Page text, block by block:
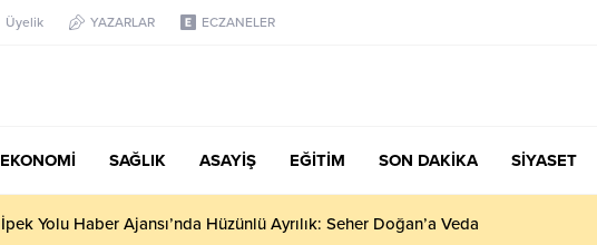
Üyelik YAZARLAR ECZANELER
EKONOMİ SAĞLIK ASAYİŞ EĞİTİM SON DAKİKA SİYASET
Başkan Nihat Öztürk, Şanahan’da Hacı Eryaman’a Misafir Oldu